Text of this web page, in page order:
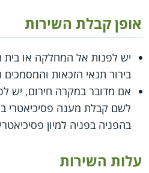
אופן קבלת השירות
יש לפנות אל המחלקה או בית
בירור תנאי הזכאות
אם מדובר במקרה חירום, יש
לשם קבלת מענה פסיכיאטרי
בהפניה בפניה למיון
עלות השירות